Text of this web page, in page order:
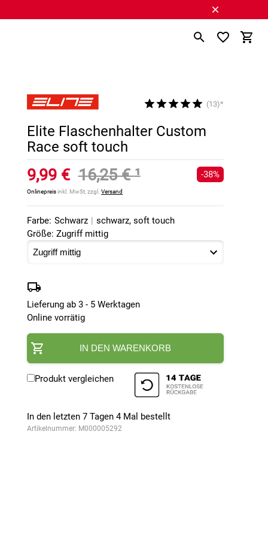
(13)*
Elite Flaschenhalter Custom
Race soft touch
9,99 € 16,25 €¹
Onlinepreisinkl. MwSt, zzgl.Versand
-38%
Farbe: Schwarz | schwarz, soft touch
Größe: Zugriff mittig
Lieferung ab 3 - 5 Werktagen
Online vorrätig
IN DEN WARENKORB
Produkt vergleichen
In den letzten 7 Tagen4Mal bestellt
Artikelnummer: M000005292